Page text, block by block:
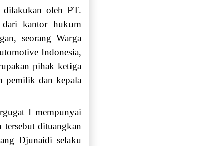
dilakukan oleh PT.
kantor hukum
seorang Warga
Indonesia,
pihak ketiga
pemilik dan kepala
I mempunyai
dituangkan
Djunaidi selaku